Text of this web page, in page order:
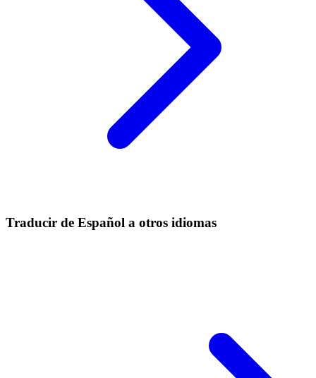
Traducir de Español a otros idiomas